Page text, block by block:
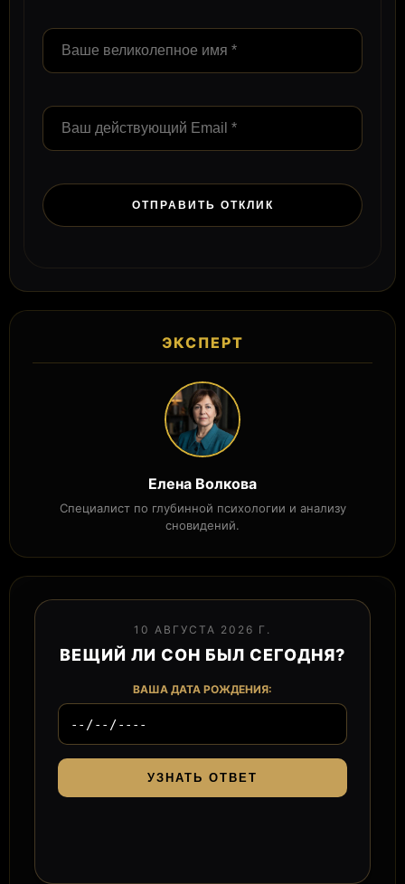
ЭКСПЕРТ
Елена Волкова
Специалист по глубинной психологии и анализу
сновидений.
10 АВГУСТА 2026 Г.
ВЕЩИЙ ЛИ СОН БЫЛ СЕГОДНЯ?
ВАША ДАТА РОЖДЕНИЯ:
УЗНАТЬ ОТВЕТ